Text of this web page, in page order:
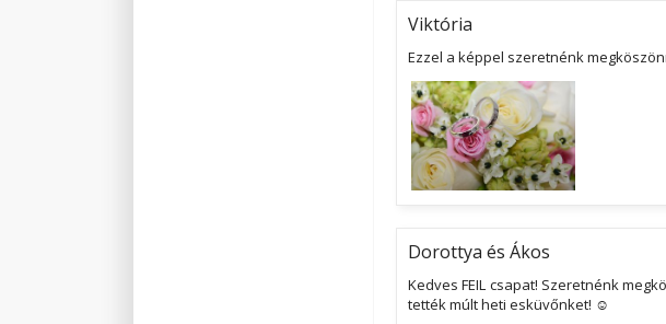
Viktória
Ezzel a képpel szeretnénk
Dorottya és Ákos
Kedves FEIL csapat! Szeretnénk
tették múlt heti esküvőnket! ☺